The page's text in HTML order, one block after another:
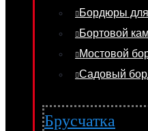
Бордюры для
Бортовой
Мостовой
Садовый
Брусчатка